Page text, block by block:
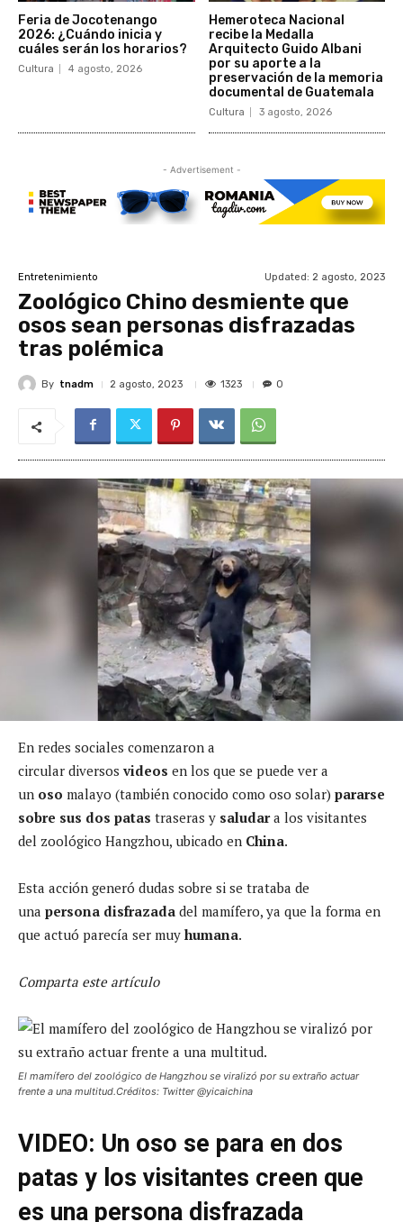
Feria de Jocotenango
2026: ¿Cuándo inicia y
cuáles serán los horarios?
Cultura 4 agosto, 2026
Hemeroteca Nacional
recibe la Medalla
Arquitecto Guido Albani
por su aporte a la
preservación de la memoria
documental de Guatemala
Cultura 3 agosto, 2026
- Advertisement -